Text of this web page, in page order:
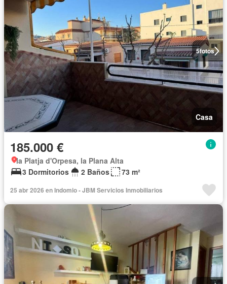
5fotos
Casa
185.000 €
la Platja d'Orpesa, la Plana Alta
3 Dormitorios
2 Baños 73 m²
25 abr 2026 en Indomio - JBM Servicios Inmobiliarios